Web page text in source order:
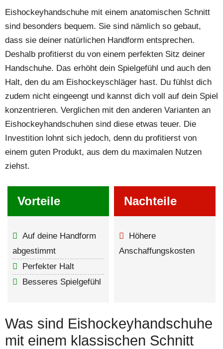
Eishockeyhandschuhe mit einem anatomischen Schnitt
sind besonders bequem. Sie sind nämlich so gebaut,
dass sie deiner natürlichen Handform entsprechen.
Deshalb profitierst du von einem perfekten Sitz deiner
Handschuhe. Das erhöht dein Spielgefühl und auch den
Halt, den du am Eishockeyschläger hast. Du fühlst dich
zudem nicht eingeengt und kannst dich voll auf dein Spiel
konzentrieren. Verglichen mit den anderen Varianten an
Eishockeyhandschuhen sind diese etwas teuer. Die
Investition lohnt sich jedoch, denn du profitierst von
einem guten Produkt, aus dem du maximalen Nutzen
ziehst.
Vorteile
Auf deine Handform
abgestimmt
Perfekter Halt
Besseres Spielgefühl
Nachteile
Höhere
Anschaffungskosten
Was sind Eishockeyhandschuhe
mit einem klassischen Schnitt